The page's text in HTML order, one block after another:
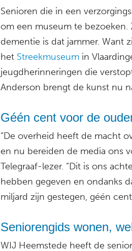
Senioren die in een
om een museum te
dementie is dat jammer. Want
het Streekmuseum in
jeugdherinneringen die
Anderson brengt de kunst nu
Géén cent voor de
“De overheid heeft de macht
en nu bereiden de media ons
Telegraaf-lezer. “Dit is ons
hebben gegeven en ondanks
miljard zijn gestegen, géén
Seniorengids wonen,
WIJ Heemstede heeft de